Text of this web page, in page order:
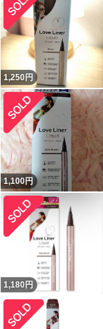
1,250円
1,100円
1,180 円